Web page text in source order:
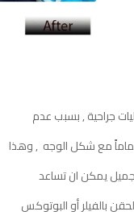
جراحية , بسبب عدم
مع شكل الوجه , وهذا
يمكن ان تساعد
بالفيلر أو البوتوكس